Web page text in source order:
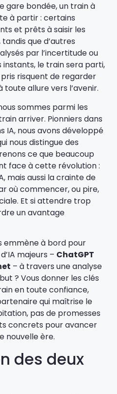
gare bondée, un train à
à partir : certains
et prêts à saisir les
que d’autres
par l’incertitude ou
instants, le train sera parti,
risquent de regarder
allure vers l’avenir.
sommes parmi les
arriver. Pionniers dans
IA, nous avons développé
nous distingue des
ce que beaucoup
face à cette révolution :
mais aussi la crainte de
où commencer, ou pire,
Et si attendre trop
un avantage
emmène à bord pour
majeurs – ChatGPT
– à travers une analyse
? Vous donner les clés
en toute confiance,
qui maîtrise le
pas de promesses
concrets pour avancer
nouvelle ère.
des deux